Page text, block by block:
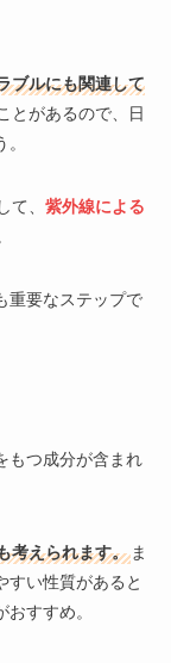
ブルにも関連して
とがあるので、日
、 紫外線による
重要なステップで
もつ成分が含まれ
考えられます。ま
すい性質があると
すすめ。